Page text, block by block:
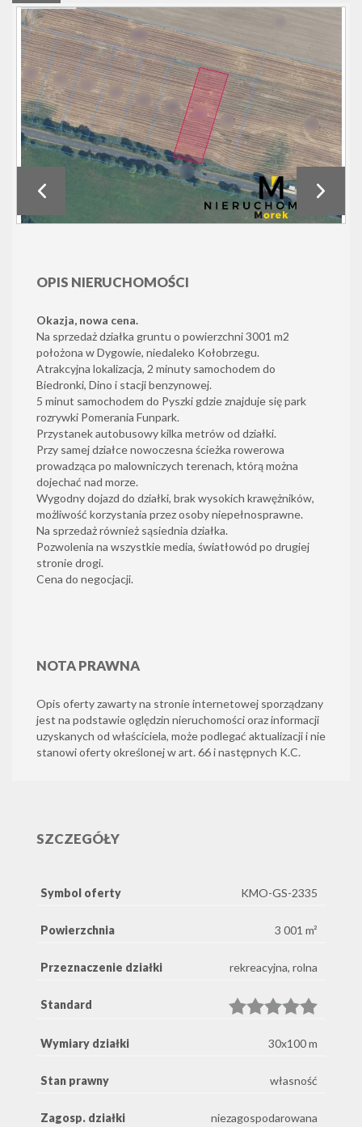
OPIS NIERUCHOMOŚCI
Okazja, nowa cena.
Na sprzedaż działka gruntu o powierzchni 3001 m2
położona w Dygowie, niedaleko Kołobrzegu.
Atrakcyjna lokalizacja, 2 minuty samochodem do
Biedronki, Dino i stacji benzynowej.
5 minut samochodem do Pyszki gdzie znajduje się park
rozrywki Pomerania Funpark.
Przystanek autobusowy kilka metrów od działki.
Przy samej działce nowoczesna ścieżka rowerowa
prowadząca po malowniczych terenach, którą można
dojechać nad morze.
Wygodny dojazd do działki, brak wysokich krawężników,
możliwość korzystania przez osoby niepełnosprawne.
Na sprzedaż również sąsiednia działka.
Pozwolenia na wszystkie media, światłowód po drugiej
stronie drogi.
Cena do negocjacji.
NOTA PRAWNA
Opis oferty zawarty na stronie internetowej sporządzany
jest na podstawie oględzin nieruchomości oraz informacji
uzyskanych od właściciela, może podlegać aktualizacji i nie
stanowi oferty określonej w art. 66 i następnych K.C.
SZCZEGÓŁY
Symbol oferty KMO-GS-2335
Powierzchnia 3 001 m²
Przeznaczenie działki rekreacyjna, rolna
Standard
Wymiary działki 30x100 m
Stan prawny własność
Zagosp. działki niezagospodarowana